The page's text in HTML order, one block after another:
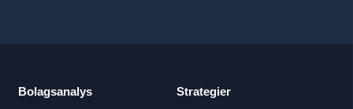
Bolagsanalys Strategier